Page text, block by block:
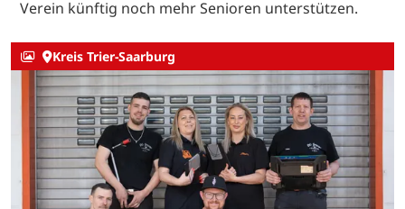
Verein künftig noch mehr Senioren unterstützen.
Kreis Trier-Saarburg